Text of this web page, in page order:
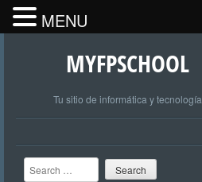
MYFPSCHOOL
Tu sitio de informática y tecnología
Search
MENU